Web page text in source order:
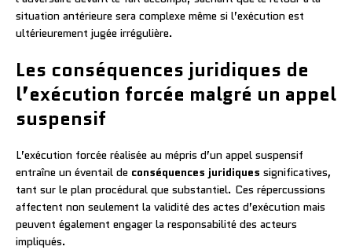
situation antérieure sera complexe même si l’exécution est
ultérieurement jugée irrégulière.
Les conséquences juridiques de
l’exécution forcée malgré un appel
suspensif
L’exécution forcée réalisée au mépris d’un appel suspensif
entraîne un éventail de conséquences juridiques significatives,
tant sur le plan procédural que substantiel. Ces répercussions
affectent non seulement la validité des actes d’exécution mais
peuvent également engager la responsabilité des acteurs
impliqués.